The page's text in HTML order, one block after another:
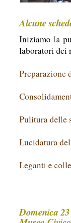
Alcune
Iniziamo la
laboratori dei
Preparazione
Pulitura delle
Lucidatura
Leganti e
Domenica